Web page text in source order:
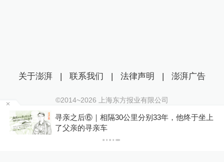
寻亲之后⑥｜相隔30公里分别33年，他终于坐上
了父亲的寻亲车
关于澎湃 | 联系我们 | 法律声明 | 澎湃广告
©2014~2026 上海东方报业有限公司
沪ICP证：沪B2-20170116 | 沪ICP备14003370号
互联网新闻信息服务许可证：31120170006
沪公网安备 31010602000299号